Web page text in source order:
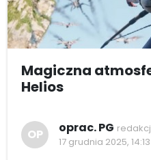
Magiczna
Helios
OP oprac. PG
17 grudnia 2025, 14:13